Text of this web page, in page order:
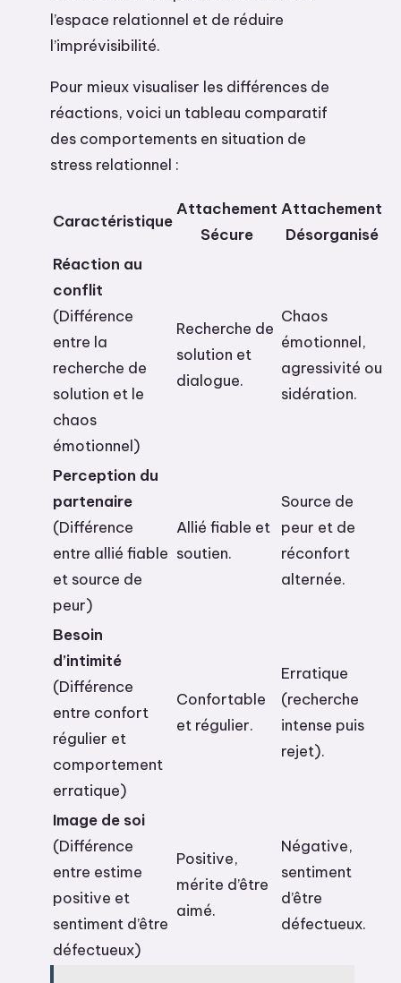
l’espace relationnel et de réduire
l’imprévisibilité.
Pour mieux visualiser les différences de
réactions, voici un tableau comparatif
des comportements en situation de
stress relationnel :
Caractéristique
Attachement
Sécure
Attachement
Désorganisé
Réaction au
conflit
(Différence
entre la
recherche de
solution et le
chaos
émotionnel)
Recherche de
solution et
dialogue.
Chaos
émotionnel,
agressivité ou
sidération.
Perception du
partenaire
(Différence
entre allié fiable
et source de
peur)
Allié fiable et
soutien.
Source de
peur et de
réconfort
alternée.
Besoin
d’intimité
(Différence
entre confort
régulier et
comportement
erratique)
Confortable
et régulier.
Erratique
(recherche
intense puis
rejet).
Image de soi
(Différence
entre estime
positive et
sentiment d’être
défectueux)
Positive,
mérite d’être
aimé.
Négative,
sentiment
d’être
défectueux.